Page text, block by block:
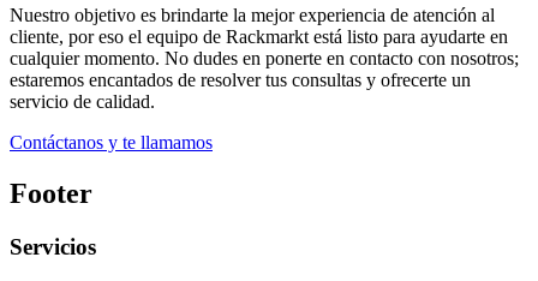
Nuestro objetivo es brindarte la mejor experiencia de atención al
cliente, por eso el equipo de Rackmarkt está listo para ayudarte en
cualquier momento. No dudes en ponerte en contacto con nosotros;
estaremos encantados de resolver tus consultas y ofrecerte un
servicio de calidad.
Contáctanos y te llamamos
Footer
Servicios